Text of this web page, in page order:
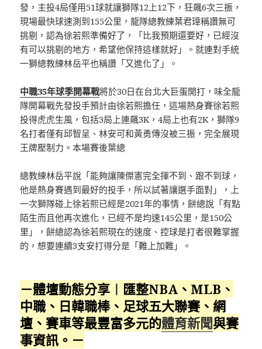
發，主投4局僅用51球就讓獅隊12上12下，狂飆6次三振，
現場最快球速測到155公里，龍隊總教練葉君璋稱讚無可
挑剔，認為徐若熙準備好了，「比我預期還要好，已經沒
有可以挑剔的地方，希望他保持這樣就好」。就連對手統
一獅總教練林岳平也稱讚「又進化了」。
中職35年球季開幕戰將於30日在台北大巨蛋開打，味全龍
隊開幕戰先發投手預計由徐若熙擔任，這場熱身賽徐若熙
投得虎虎生風，包括3局上連飆3K，4局上也有2K，獅隊9
名打者僅有邱智呈、林安可和黃勇傳沒被三振，完全展現
王牌壓制力。本場賽後葉總
總教練林岳平說「能夠讓陳傑憲完全揮不到、跟不到球，
他是熱身賽遇到最好的投手，所以試著讓選手面對」，上
一次獅隊碰上徐若熙已經是2021年的事情，餅總說「有點
陌生而且他再次進化，已經不是均速145公里，是150公
里」，餅總認為徐若熙現在的速度、控球是打者很難掌握
的，想要連續3支安打得分是「難上加難」。
－體壇動態分享︱匯整NBA、MLB、
中職、日韓職棒、足球五大聯賽、網
壇、賽車等最豐富多元的體育新聞與賽
事資訊。－